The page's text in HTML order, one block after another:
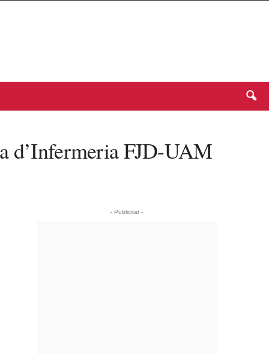
d’Infermeria FJD-UAM
- Publicitat -